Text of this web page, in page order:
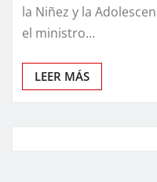
la Niñez y la
el ministro…
LEER MÁS